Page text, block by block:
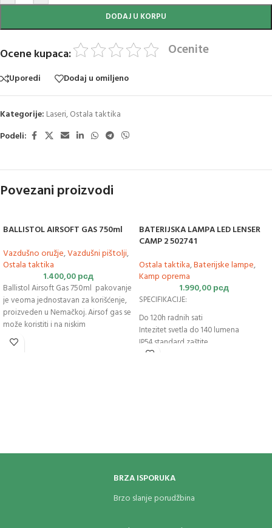
DODAJ U KORPU
Ocene kupaca: Ocenite
Uporedi Dodaj u omiljeno
Kategorije: Laseri,Ostala taktika
Podeli:
Povezani proizvodi
BALLISTOL AIRSOFT GAS 750ml
Vazdušno oružje,Vazdušni pištolji,
Ostala taktika
1.400,00рсд
Ballistol Airsoft Gas 750ml pakovanje
je veoma jednostavan za korišćenje,
proizveden u Nemačkoj. Airsof gas se
može koristiti i na niskim
temperaturama, neutralnog je mirisa.
Pištolji
BATERIJSKA LAMPA LED LENSER
CAMP 2 502741
Ostala taktika,Baterijske lampe,
Kamp oprema
1.990,00рсд
SPECIFIKACIJE:
Do 120h radnih sati
Intezitet svetla do 140 lumena
IP54 standard zaštite
Dimenzije – 61 x 50 x 50 mm
BRZA ISPORUKA
Brzo slanje porudžbina